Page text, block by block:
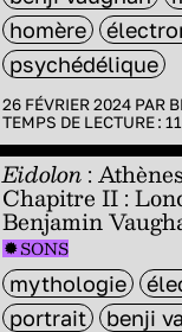
homère
psychédélique
26 FÉVRIER 2024 PAR
TEMPS DE LECTURE : 11
Eidolon:
Chapitre II :
Benjamin
SONS
mythologie
portrait
benji